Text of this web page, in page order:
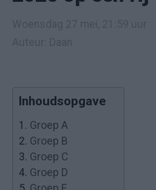
Inhoudsopgave
1. Groep A
2. Groep B
3. Groep C
4. Groep D